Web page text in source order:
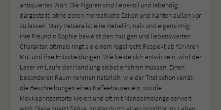
antiquiertes Wort. Die Figuren sind liebevoll und lebendig
dargestellt, ohne deren menschliche Ecken und Kanten außen vor
zu lassen. Mary Vetsera ist eine Rebellin, naiv und eigensinnig;
ihre Freundin Sophie beweist den mutigen und liebenswerten
Charakter, oftmals ringt sie einem regelrecht Respekt ab für ihren
Mut und ihre Entscheidungen. Wie beide sich entwickeln, wird der
Leser im Laufe der Handlung selbst erfahren müssen. Einen
besonderen Raum nehmen natürlich, wie der Titel schon verrät,
die Beschreibungen eines Kaffeehauses ein, wo die
Mokkaprinzentorte kreiert und oft mit Mandelmelange serviert